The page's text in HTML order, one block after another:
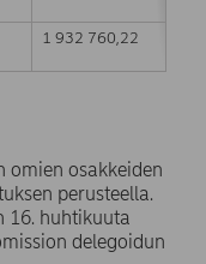
1 932 760,22
omien osakkeiden
perusteella.
16. huhtikuuta
delegoidun